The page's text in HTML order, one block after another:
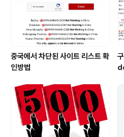
중국에서 차단된 사이트 리스트 확
인방법